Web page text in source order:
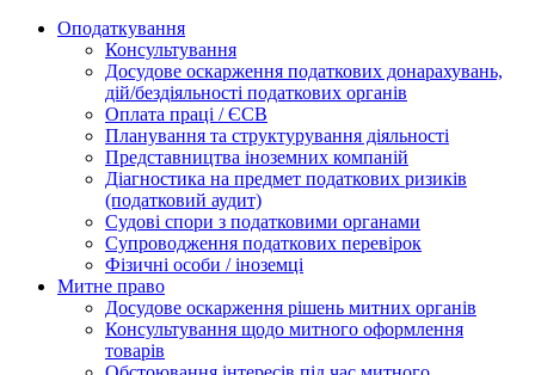
Оподаткування
Консультування
Досудове оскарження податкових донарахувань,
дій/бездіяльності податкових органів
Оплата праці / ЄСВ
Планування та структурування діяльності
Представництва іноземних компаній
Діагностика на предмет податкових ризиків
(податковий аудит)
Судові спори з податковими органами
Супроводження податкових перевірок
Фізичні особи / іноземці
Митне право
Досудове оскарження рішень митних органів
Консультування щодо митного оформлення
товарів